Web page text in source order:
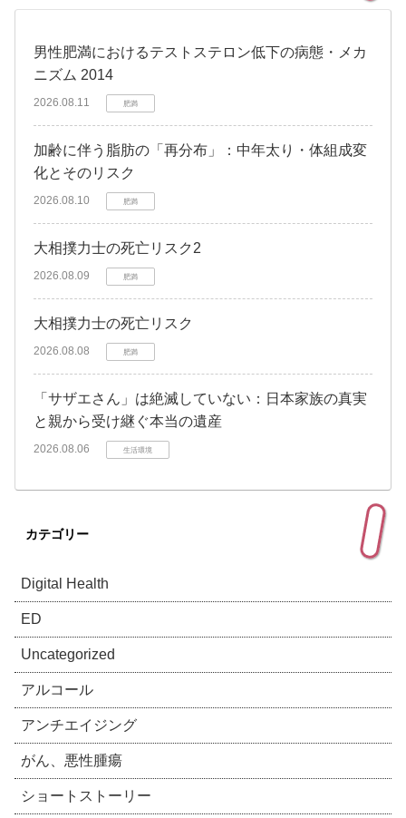
男性肥満におけるテストステロン低下の病態・メカ
ニズム 2014
2026.08.11 肥満
加齢に伴う脂肪の「再分布」：中年太り・体組成変
化とそのリスク
2026.08.10 肥満
大相撲力士の死亡リスク2
2026.08.09 肥満
大相撲力士の死亡リスク
2026.08.08 肥満
「サザエさん」は絶滅していない：日本家族の真実
と親から受け継ぐ本当の遺産
2026.08.06 生活環境
カテゴリー
Digital Health
ED
Uncategorized
アルコール
アンチエイジング
がん、悪性腫瘍
ショートストーリー